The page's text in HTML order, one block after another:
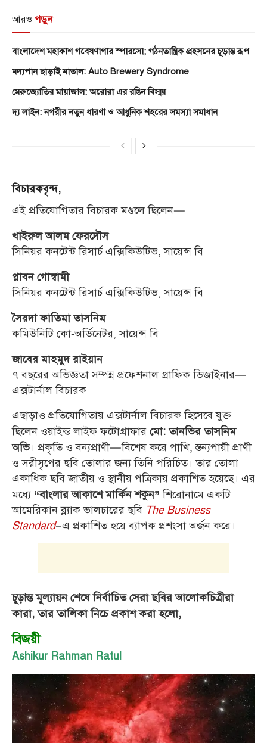
আরও পড়ুন
বাংলাদেশ মহাকাশ গবেষণাগার স্পারসো; গঠনতান্ত্রিক প্রহসনের চূড়ান্ত রূপ
মদ্যপান ছাড়াই মাতাল: Auto Brewery Syndrome
মেরুজ্যোতির মায়াজাল: অরোরা এর রঙিন বিস্ময়
দ্য লাইন: নগরীর নতুন ধারণা ও আধুনিক শহরের সমস্যা সমাধান
বিচারকবৃন্দ,
এই প্রতিযোগিতার বিচারক মণ্ডলে ছিলেন—
খাইরুল আলম ফেরদৌস
সিনিয়র কনটেন্ট রিসার্চ এক্সিকিউটিভ, সায়েন্স বি
প্লাবন গোস্বামী
সিনিয়র কনটেন্ট রিসার্চ এক্সিকিউটিভ, সায়েন্স বি
সৈয়দা ফাতিমা তাসনিম
কমিউনিটি কো-অর্ডিনেটর, সায়েন্স বি
জাবের মাহমুদ রাইয়ান
৭ বছরের অভিজ্ঞতা সম্পন্ন প্রফেশনাল গ্রাফিক ডিজাইনার—
এক্সটার্নাল বিচারক
এছাড়াও প্রতিযোগিতায় এক্সটার্নাল বিচারক হিসেবে যুক্ত
ছিলেন ওয়াইল্ড লাইফ ফটোগ্রাফার মো: তানভির তাসনিম
অভি। প্রকৃতি ও বন্যপ্রাণী—বিশেষ করে পাখি, স্তন্যপায়ী প্রাণী
ও সরীসৃপের ছবি তোলার জন্য তিনি পরিচিত। তার তোলা
একাধিক ছবি জাতীয় ও স্থানীয় পত্রিকায় প্রকাশিত হয়েছে। এর
মধ্যে “বাংলার আকাশে মার্কিন শকুন” শিরোনামে একটি
আমেরিকান ব্ল্যাক ভালচারের ছবি The Business
Standard–এ প্রকাশিত হয়ে ব্যাপক প্রশংসা অর্জন করে।
চূড়ান্ত মূল্যায়ন শেষে নির্বাচিত সেরা ছবির আলোকচিত্রীরা
কারা, তার তালিকা নিচে প্রকাশ করা হলো,
বিজয়ী
Ashikur Rahman Ratul